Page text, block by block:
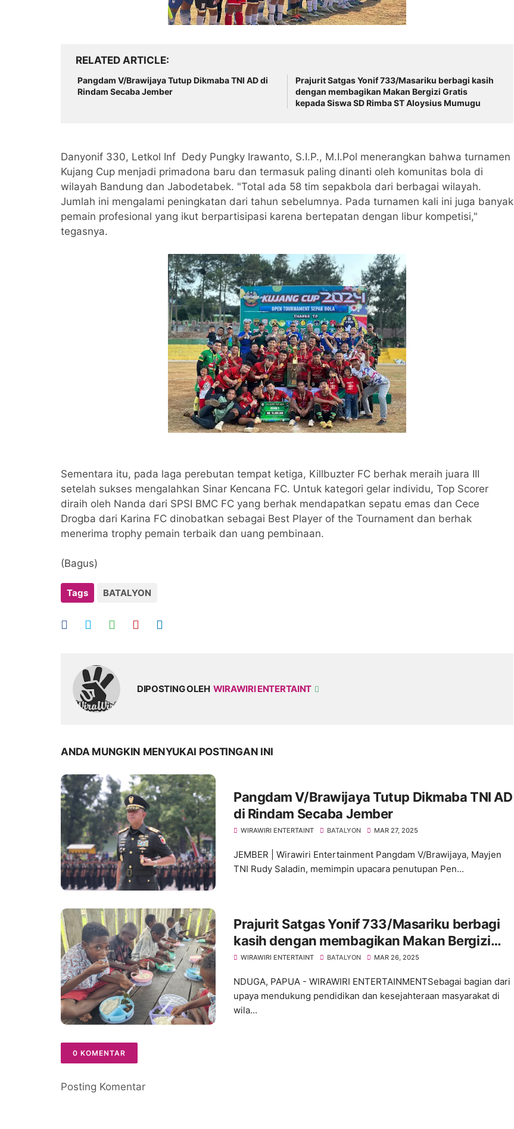
RELATED ARTICLE
Pangdam V/Brawijaya Tutup Dikmaba TNI AD di
Rindam Secaba Jember
Prajurit Satgas Yonif 733/Masariku berbagi kasih
dengan membagikan Makan Bergizi Gratis
kepada Siswa SD Rimba ST Aloysius Mumugu
Danyonif 330, Letkol Inf Dedy Pungky Irawanto, S.I.P., M.I.Pol menerangkan bahwa turnamen
Kujang Cup menjadi primadona baru dan termasuk paling dinanti oleh komunitas bola di
wilayah Bandung dan Jabodetabek. "Total ada 58 tim sepakbola dari berbagai wilayah.
Jumlah ini mengalami peningkatan dari tahun sebelumnya. Pada turnamen kali ini juga banyak
pemain profesional yang ikut berpartisipasi karena bertepatan dengan libur kompetisi,"
tegasnya.
Sementara itu, pada laga perebutan tempat ketiga, Killbuzter FC berhak meraih juara III
setelah sukses mengalahkan Sinar Kencana FC. Untuk kategori gelar individu, Top Scorer
diraih oleh Nanda dari SPSI BMC FC yang berhak mendapatkan sepatu emas dan Cece
Drogba dari Karina FC dinobatkan sebagai Best Player of the Tournament dan berhak
menerima trophy pemain terbaik dan uang pembinaan.
(Bagus)
Tags BATALYON
DIPOSTING OLEH WIRAWIRI ENTERTAINT
ANDA MUNGKIN MENYUKAI POSTINGAN INI
Pangdam V/Brawijaya Tutup Dikmaba TNI AD
di Rindam Secaba Jember
WIRAWIRI ENTERTAINT BATALYON MAR 27, 2025
JEMBER | Wirawiri Entertainment Pangdam V/Brawijaya, Mayjen
TNI Rudy Saladin, memimpin upacara penutupan Pen...
Prajurit Satgas Yonif 733/Masariku berbagi
kasih dengan membagikan Makan Bergizi
Gratis kepada Siswa SD Rimba ST Aloysius
WIRAWIRI ENTERTAINT BATALYON MAR 26, 2025
NDUGA, PAPUA - WIRAWIRI ENTERTAINMENTSebagai bagian dari
upaya mendukung pendidikan dan kesejahteraan masyarakat di
wila...
0 KOMENTAR
Posting Komentar